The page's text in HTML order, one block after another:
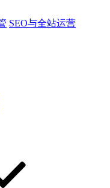
SEO与全站运营